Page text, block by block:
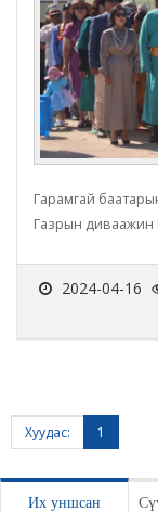
Гарамгай баатарын
Газрын диваажин
2024-04-16
Хуудас: 1
Их уншсан